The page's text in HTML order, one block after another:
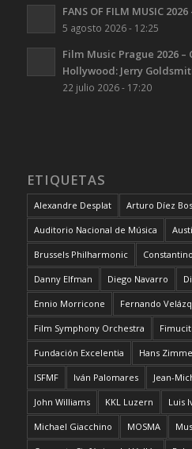
FANS OF FILM MUSIC
5 agosto 2026 - 12:25
Film Music Prague 2026 –
Hollywood: Jerry
22 julio 2026 - 17:20
ETIQUETAS
Alexandre Desplat Arturo Díez
Auditorio Nacional de Música
Brussels Philharmonic
Danny Elfman Diego Navarro
Ennio Morricone Fernando
Film Symphony Orchestra
Fundación Excelentia Hans
ISFMF Iván Palomares Jean-
John Williams KKL Luzern Luis
Michael Giacchino MOSMA